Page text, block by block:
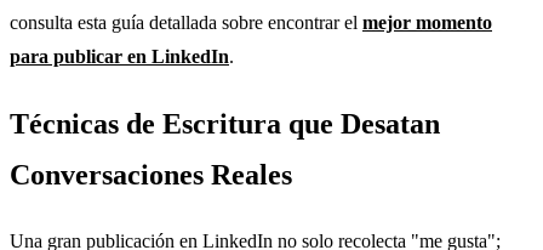
consulta esta guía detallada sobre encontrar el mejor momento
para publicar en LinkedIn.
Técnicas de Escritura que Desatan
Conversaciones Reales
Una gran publicación en LinkedIn no solo recolecta "me gusta";